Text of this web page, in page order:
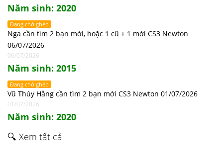
Năm sinh: 2020
Đang chờ ghép
Nga cần tìm 2 bạn mới, hoặc 1 cũ + 1 mới CS3 Newton
06/07/2026
06/07/2026
Năm sinh: 2015
Đang chờ ghép
Vũ Thúy Hằng cần tìm 2 bạn mới CS3 Newton 01/07/2026
01/07/2026
Năm sinh: 2020
🔍 Xem tất cả